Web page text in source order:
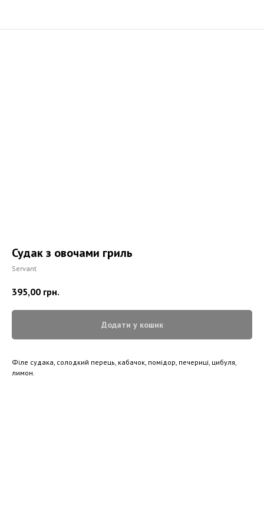
Судак з овочами гриль
Servant
395,00 грн.
Додати у кошик
Філе судака, солодкий перець, кабачок, помідор, печериці, цибуля,
лимон.